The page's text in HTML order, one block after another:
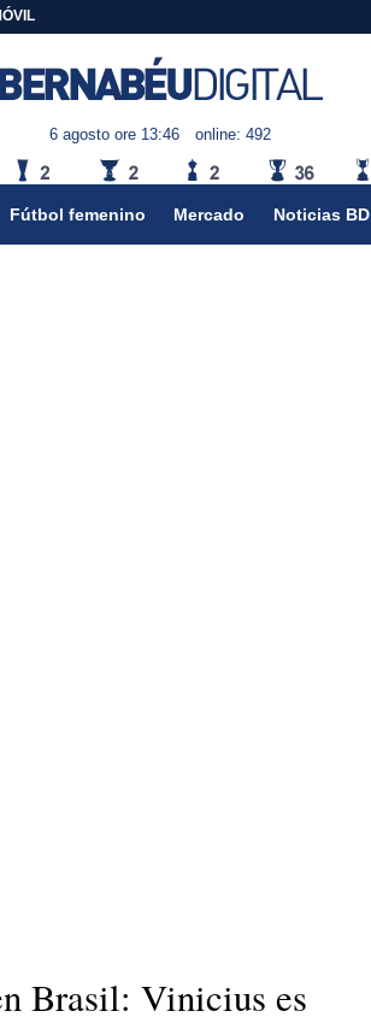
6 agosto ore 13:46 online: 492
Fútbol femenino Mercado Noticias BD
Brasil: Vinicius es